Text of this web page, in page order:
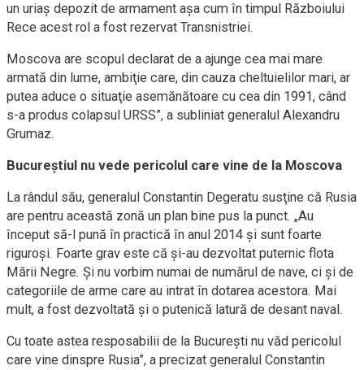
un uriaş depozit de armament aşa cum în timpul Războiului
Rece acest rol a fost rezervat Transnistriei.
Moscova are scopul declarat de a ajunge cea mai mare
armată din lume, ambiţie care, din cauza cheltuielilor mari, ar
putea aduce o situaţie asemănătoare cu cea din 1991, când
s-a produs colapsul URSS”, a subliniat generalul Alexandru
Grumaz.
Bucureştiul nu vede pericolul care vine de la Moscova
La rândul său, generalul Constantin Degeratu susţine că Rusia
are pentru această zonă un plan bine pus la punct. „Au
început să-l pună în practică în anul 2014 şi sunt foarte
riguroşi. Foarte grav este că şi-au dezvoltat puternic flota
Mării Negre. Şi nu vorbim numai de numărul de nave, ci şi de
categoriile de arme care au intrat în dotarea acestora. Mai
mult, a fost dezvoltată şi o putenică latură de desant naval.
Cu toate astea resposabilii de la Bucureşti nu văd pericolul
care vine dinspre Rusia”, a precizat generalul Constantin